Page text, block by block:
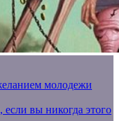
молодежи
вы никогда этого